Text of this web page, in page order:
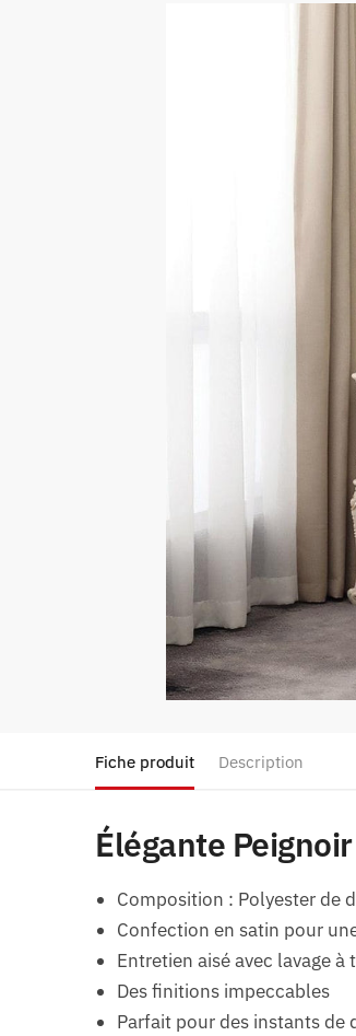
Fiche produit Description
Élégante
Composition : Polyester de
Confection en satin pour
Entretien aisé avec lavage
Des finitions impeccables
Parfait pour des instants de